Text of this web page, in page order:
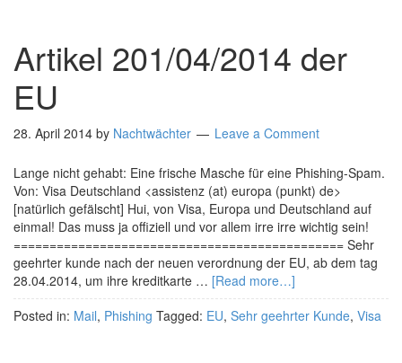
Artikel 201/04/2014 der
EU
28. April 2014 by Nachtwächter Leave a Comment
Lange nicht gehabt: Eine frische Masche für eine Phishing-Spam.
Von: Visa Deutschland <assistenz (at) europa (punkt) de>
[natürlich gefälscht] Hui, von Visa, Europa und Deutschland auf
einmal! Das muss ja offiziell und vor allem irre irre wichtig sein!
============================================== Sehr
geehrter kunde nach der neuen verordnung der EU, ab dem tag
28.04.2014, um ihre kreditkarte … [Read more…]
Posted in: Mail, Phishing Tagged: EU, Sehr geehrter Kunde, Visa